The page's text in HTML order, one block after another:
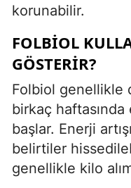
korunabilir.
FOLBIOL
GÖSTERIR?
Folbiol genellikle
birkaç
başlar. Enerji
belirtiler
genellikle kilo